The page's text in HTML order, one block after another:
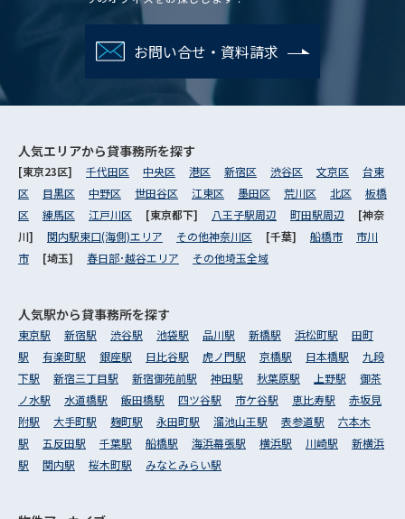
お問い合せ・資料請求
人気エリアから貸事務所を探す
[東京23区] 千代田区 中央区 港区 新宿区 渋谷区 文京区
台東
区
目黒区 中野区 世田谷区 江東区 墨田区 荒川区 北区
板橋
区
練馬区 江戸川区 [東京都下] 八王子駅周辺 町田駅周辺
[神奈
川] 関内駅東口(海側)エリア その他神奈川区 [千葉] 船橋市
市川
市
[埼玉] 春日部･越谷エリア その他埼玉全域
人気駅から貸事務所を探す
東京駅 新宿駅 渋谷駅 池袋駅 品川駅 新橋駅 浜松町駅
田町
駅
有楽町駅 銀座駅 日比谷駅 虎ノ門駅 京橋駅 日本橋駅
九段
下駅
新宿三丁目駅 新宿御苑前駅 神田駅 秋葉原駅 上野駅
御茶
ノ水駅
水道橋駅 飯田橋駅 四ツ谷駅 市ケ谷駅 恵比寿駅
赤坂見
附駅
大手町駅 麹町駅 永田町駅 溜池山王駅 表参道駅
六本木
駅
五反田駅 千葉駅 船橋駅 海浜幕張駅 横浜駅 川崎駅
新横浜
駅
関内駅 桜木町駅 みなとみらい駅